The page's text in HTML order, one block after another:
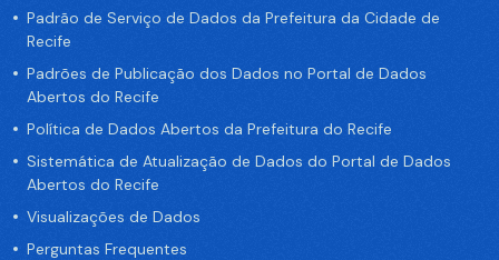
Padrão de Serviço de Dados da Prefeitura da Cidade de
Recife
Padrões de Publicação dos Dados no Portal de Dados
Abertos do Recife
Política de Dados Abertos da Prefeitura do Recife
Sistemática de Atualização de Dados do Portal de Dados
Abertos do Recife
Visualizações de Dados
Perguntas Frequentes